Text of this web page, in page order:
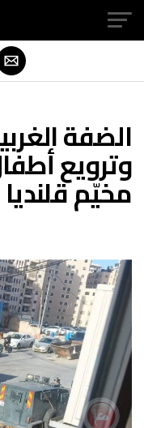
الضفة
وترويع
مخيّم